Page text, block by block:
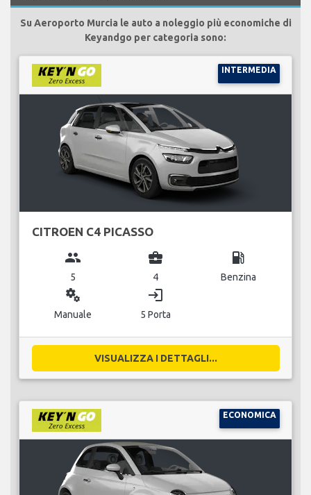
Su Aeroporto Murcia le auto a noleggio più economiche di
Keyandgo per categoria sono:
INTERMEDIA
CITROEN C4 PICASSO
group
5
business_center
4
local_gas_station
Benzina
miscellaneous_services
Manuale
login
5 Porta
VISUALIZZA I DETTAGLI...
ECONOMICA